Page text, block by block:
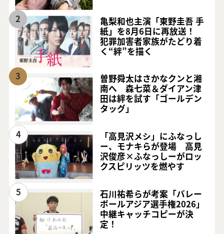
2
亀梨和也主演「東野圭吾 手
紙」を8月6日に再放送！
犯罪加害者家族がたどり着
く“絆”を描く
3
曽野舜太はさかなクンと湘
南へ 森七菜＆ダイアン津
田は絆を試す「ゴールデン
タッグ」
4
「高見沢メシ」にふなっし
ー、モナキらが登場 高見
沢俊彦×ふなっしーがロッ
クスピリッツを燃やす
5
石川祐希らが考案「バレー
ボールアジア選手権2026」
中継キャッチコピーが決
定！